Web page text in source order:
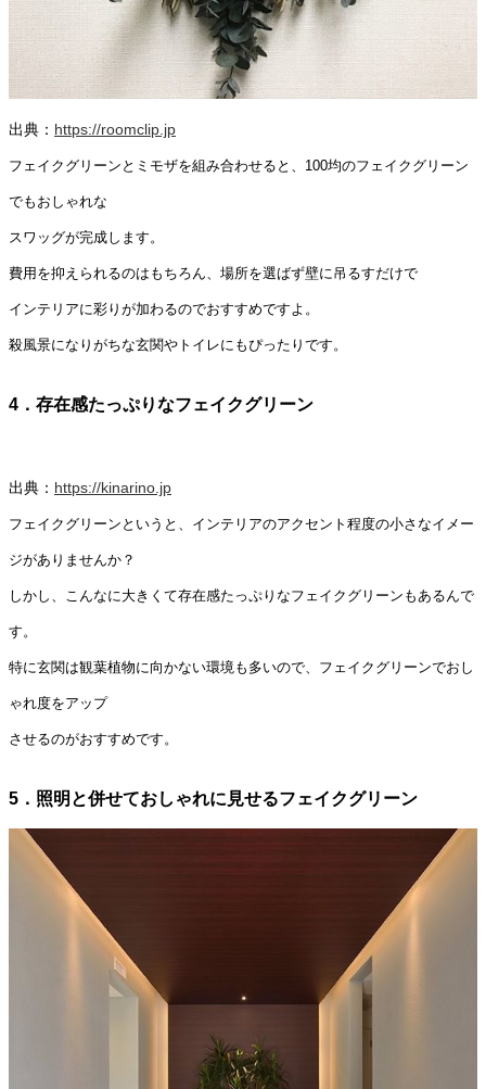
出典： https://roomclip.jp
フェイクグリーンとミモザを組み合わせると、100均のフェイクグリーン
でもおしゃれな
スワッグが完成します。
費用を抑えられるのはもちろん、場所を選ばず壁に吊るすだけで
インテリアに彩りが加わるのでおすすめですよ。
殺風景になりがちな玄関やトイレにもぴったりです。
4．存在感たっぷりなフェイクグリーン
出典： https://kinarino.jp
フェイクグリーンというと、インテリアのアクセント程度の小さなイメー
ジがありませんか？
しかし、こんなに大きくて存在感たっぷりなフェイクグリーンもあるんで
す。
特に玄関は観葉植物に向かない環境も多いので、フェイクグリーンでおし
ゃれ度をアップ
させるのがおすすめです。
5．照明と併せておしゃれに見せるフェイクグリーン